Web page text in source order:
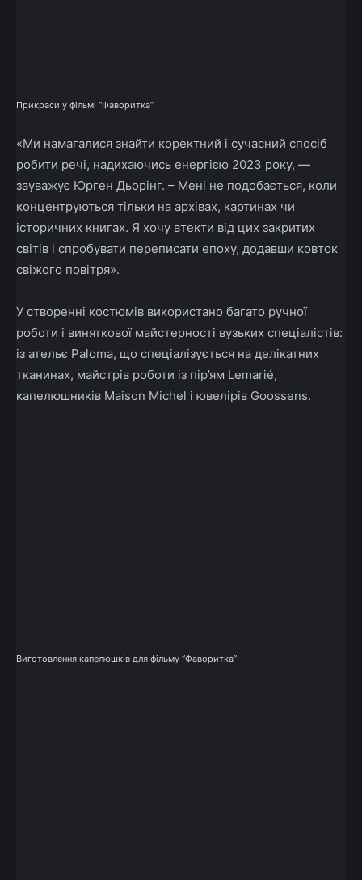
Прикраси у фільмі “Фаворитка”
«Ми намагалися знайти коректний і сучасний спосіб
робити речі, надихаючись енергією 2023 року, —
зауважує Юрген Дьорінг. – Мені не подобається, коли
концентруються тільки на архівах, картинах чи
історичних книгах. Я хочу втекти від цих закритих
світів і спробувати переписати епоху, додавши ковток
свіжого повітря».
У створенні костюмів використано багато ручної
роботи і виняткової майстерності вузьких спеціалістів:
із ательє Paloma, що спеціалізується на делікатних
тканинах, майстрів роботи із пір’ям Lemarié,
капелюшників Maison Michel і ювелірів Goossens.
Виготовлення капелюшків для фільму “Фаворитка”